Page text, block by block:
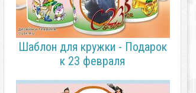
Шаблон для кружки - Подарок
к 23 февраля